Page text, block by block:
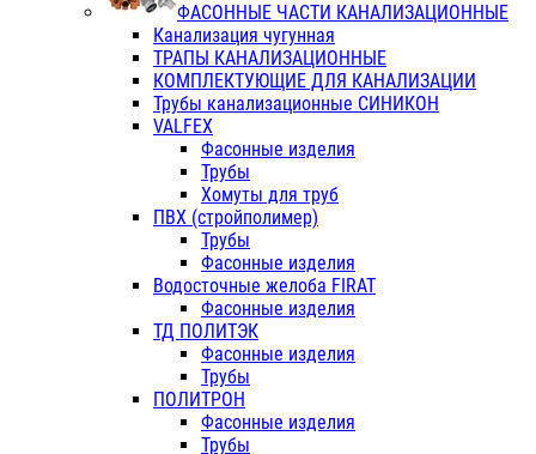
ФАСОННЫЕ ЧАСТИ КАНАЛИЗАЦИОННЫЕ
Канализация чугунная
ТРАПЫ КАНАЛИЗАЦИОННЫЕ
КОМПЛЕКТУЮЩИЕ ДЛЯ КАНАЛИЗАЦИИ
Трубы канализационные СИНИКОН
VALFEX
Фасонные изделия
Трубы
Хомуты для труб
ПВХ (стройполимер)
Трубы
Фасонные изделия
Водосточные желоба FIRAT
Фасонные изделия
ТД ПОЛИТЭК
Фасонные изделия
Трубы
ПОЛИТРОН
Фасонные изделия
Трубы